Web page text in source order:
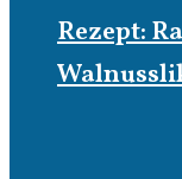
Rezept: